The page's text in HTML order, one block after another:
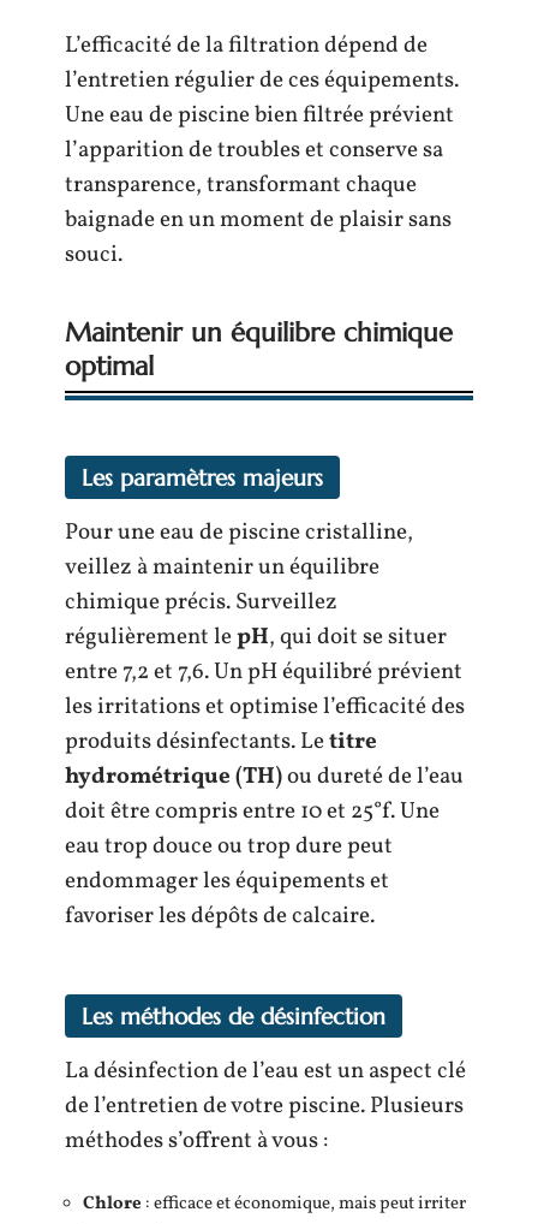
L’efficacité de la filtration dépend de
l’entretien régulier de ces équipements.
Une eau de piscine bien filtrée prévient
l’apparition de troubles et conserve sa
transparence, transformant chaque
baignade en un moment de plaisir sans
souci.
Maintenir un équilibre chimique
optimal
Les paramètres majeurs
Pour une eau de piscine cristalline,
veillez à maintenir un équilibre
chimique précis. Surveillez
régulièrement lepH, qui doit se situer
entre 7,2 et 7,6. Un pH équilibré prévient
les irritations et optimise l’efficacité des
produits désinfectants. Letitre
hydrométrique (TH)ou dureté de l’eau
doit être compris entre 10 et 25°f. Une
eau trop douce ou trop dure peut
endommager les équipements et
favoriser les dépôts de calcaire.
Les méthodes de désinfection
La désinfection de l’eau est un aspect clé
de l’entretien de votre piscine. Plusieurs
méthodes s’offrent à vous :
Chlore : efficace et économique, mais peut irriter